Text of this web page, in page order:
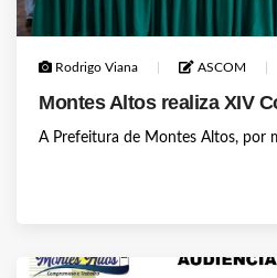
Rodrigo Viana ASCOM
Montes Altos realiza XIV
A Prefeitura de Montes Altos, por